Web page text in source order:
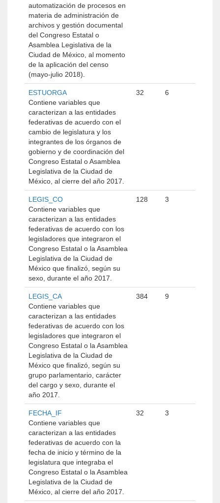
automatización de procesos en
materia de administración de
archivos y gestión documental
del Congreso Estatal o
Asamblea Legislativa de la
Ciudad de México, al momento
de la aplicación del censo
(mayo-julio 2018).
ESTUORGA
Contiene variables que
caracterizan a las entidades
federativas de acuerdo con el
cambio de legislatura y los
integrantes de los órganos de
gobierno y de coordinación del
Congreso Estatal o Asamblea
Legislativa de la Ciudad de
México, al cierre del año 2017.
32 6
LEGIS_CO
Contiene variables que
caracterizan a las entidades
federativas de acuerdo con los
legisladores que integraron el
Congreso Estatal o la Asamblea
Legislativa de la Ciudad de
México que finalizó, según su
sexo, durante el año 2017.
128 3
LEGIS_CA
Contiene variables que
caracterizan a las entidades
federativas de acuerdo con los
legisladores que integraron el
Congreso Estatal o la Asamblea
Legislativa de la Ciudad de
México que finalizó, según su
grupo parlamentario, carácter
del cargo y sexo, durante el
año 2017.
384 9
FECHA_IF
Contiene variables que
caracterizan a las entidades
federativas de acuerdo con la
fecha de inicio y término de la
legislatura que integraba el
Congreso Estatal o la Asamblea
Legislativa de la Ciudad de
México, al cierre del año 2017.
32 3